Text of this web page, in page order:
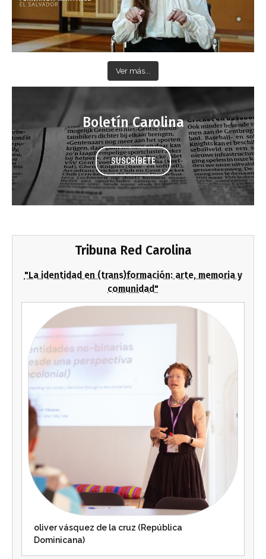
Ver más...
Boletín Carolina
SUSCRÍBETE
Tribuna Red Carolina
"La identidad en (trans)formación: arte, memoria y
comunidad"
oliver vásquez de la cruz (República
Dominicana)